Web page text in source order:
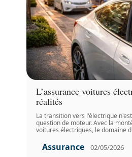
L’assurance voitures
réalités
La transition vers l'électrique
question de moteur. Avec la
voitures électriques, le domaine
Assurance 02/05/2026